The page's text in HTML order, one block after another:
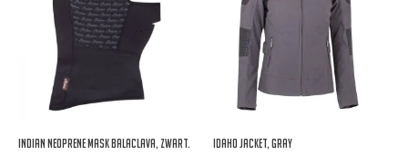
Indian Neoprene mask balaclava, zwart. IDAHO JACKET, GRAY